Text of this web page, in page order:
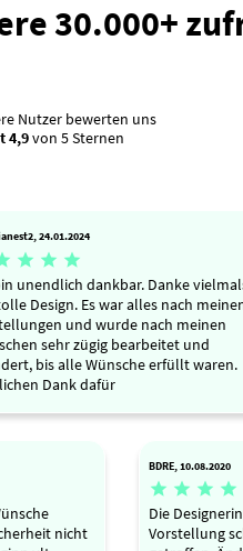
30.000+
Nutzer bewerten uns
4,9von 5 Sternen
24.01.2024
  
unendlich dankbar. Danke
Design. Es war alles nach
und wurde nach meinen
sehr zügig bearbeitet und
bis alle Wünsche erfüllt waren.
Dank dafür
nicht
BDRE, 10.08.2020
   
Die
Vorstellung